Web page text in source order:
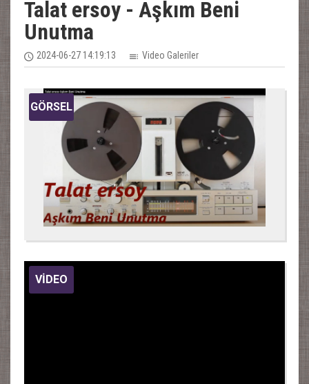
Talat ersoy - Aşkım Beni
Unutma
2024-06-27 14:19:13 Video Galeriler
GÖRSEL
VİDEO